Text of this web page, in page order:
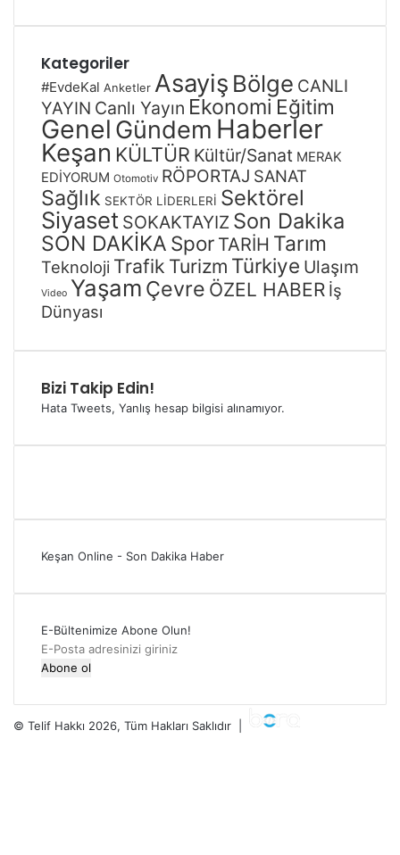
Kategoriler
#EvdeKal Anketler Asayiş Bölge CANLI
YAYIN Canlı Yayın Ekonomi Eğitim
Genel Gündem Haberler
Keşan KÜLTÜR Kültür/Sanat MERAK
EDİYORUM Otomotiv RÖPORTAJ SANAT
Sağlık SEKTÖR LİDERLERİ Sektörel
Siyaset SOKAKTAYIZ Son Dakika
SON DAKİKA Spor TARİH Tarım
Teknoloji Trafik Turizm Türkiye Ulaşım
Video Yaşam Çevre ÖZEL HABER İş
Dünyası
Bizi Takip Edin!
Hata Tweets, Yanlış hesap bilgisi alınamıyor.
Keşan Online - Son Dakika Haber
E-Bültenimize Abone Olun!
E-
Posta
giriniz
© Telif Hakkı 2026, Tüm Hakları Saklıdır |